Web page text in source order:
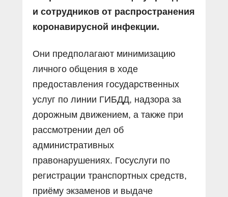
и сотрудников от распространения
коронавирусной инфекции.
Они предполагают минимизацию
личного общения в ходе
предоставления государственных
услуг по линии ГИБДД, надзора за
дорожным движением, а также при
рассмотрении дел об
административных
правонарушениях. Госуслуги по
регистрации транспортных средств,
приёму экзаменов и выдаче